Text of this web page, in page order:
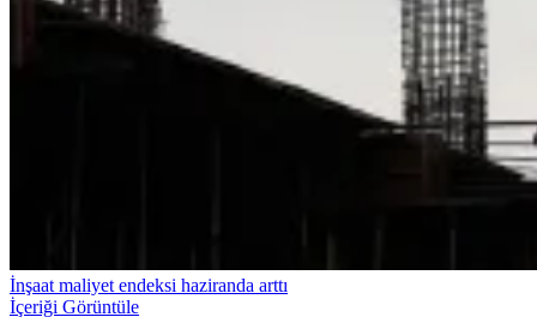
İnşaat maliyet endeksi haziranda arttı
İçeriği Görüntüle